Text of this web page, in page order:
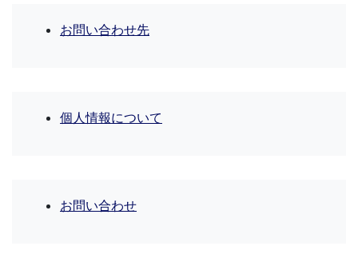
お問い合わせ先
個人情報について
お問い合わせ